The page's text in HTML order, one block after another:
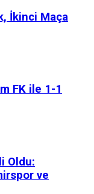
İkinci Maça
FK ile 1-1
Oldu:
ve